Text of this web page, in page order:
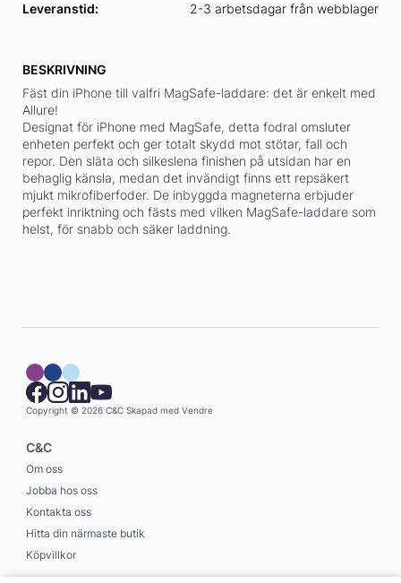
Leveranstid:
2-3 arbetsdagar från webblager
BESKRIVNING
Fäst din iPhone till valfri MagSafe-laddare: det är enkelt med
Allure!
Designat för iPhone med MagSafe, detta fodral omsluter
enheten perfekt och ger totalt skydd mot stötar, fall och
repor. Den släta och silkeslena finishen på utsidan har en
behaglig känsla, medan det invändigt finns ett repsäkert
mjukt mikrofiberfoder. De inbyggda magneterna erbjuder
perfekt inriktning och fästs med vilken MagSafe-laddare som
helst, för snabb och säker laddning.
Copyright © 2026 C&C Skapad med Vendre
C&C
Om oss
Jobba hos oss
Kontakta oss
Hitta din närmaste butik
Köpvillkor